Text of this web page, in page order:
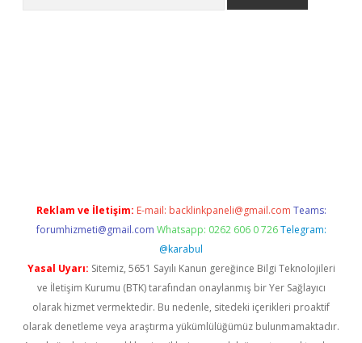
Reklam ve İletişim: E-mail: backlinkpaneli@gmail.com Teams:
forumhizmeti@gmail.com Whatsapp: 0262 606 0 726 Telegram:
@karabul
Yasal Uyarı: Sitemiz, 5651 Sayılı Kanun gereğince Bilgi Teknolojileri
ve İletişim Kurumu (BTK) tarafından onaylanmış bir Yer Sağlayıcı
olarak hizmet vermektedir. Bu nedenle, sitedeki içerikleri proaktif
olarak denetleme veya araştırma yükümlülüğümüz bulunmamaktadır.